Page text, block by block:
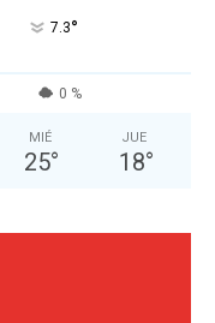
7.3°
0 %
MIÉ
25°
JUE
18°